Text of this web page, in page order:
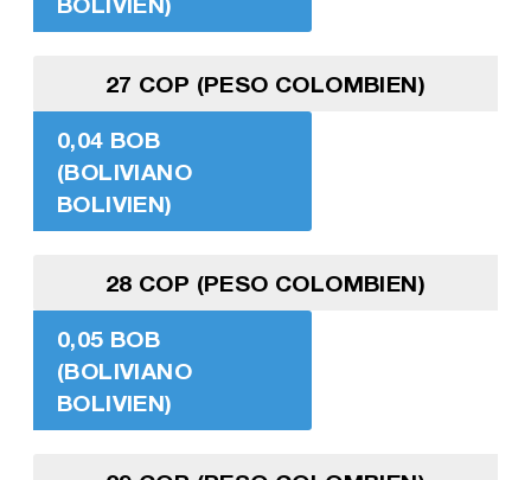
27 COP (PESO COLOMBIEN)
0,04 BOB
(BOLIVIANO
BOLIVIEN)
28 COP (PESO COLOMBIEN)
0,05 BOB
(BOLIVIANO
BOLIVIEN)